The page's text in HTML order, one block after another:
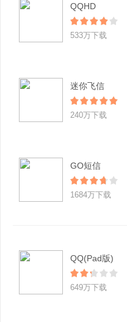
QQHD
533万下载
迷你飞信
240万下载
GO短信
1684万下载
QQ(Pad版)
649万下载